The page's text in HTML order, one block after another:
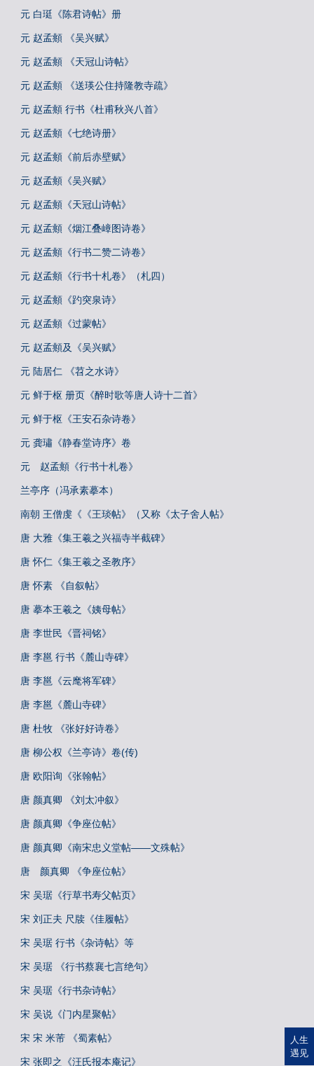
元 白珽《陈君诗帖》册
元 赵孟頫 《吴兴赋》
元 赵孟頫 《天冠山诗帖》
元 赵孟頫 《送瑛公住持隆教寺疏》
元 赵孟頫 行书《杜甫秋兴八首》
元 赵孟頫《七绝诗册》
元 赵孟頫《前后赤壁赋》
元 赵孟頫《吴兴赋》
元 赵孟頫《天冠山诗帖》
元 赵孟頫《烟江叠嶂图诗卷》
元 赵孟頫《行书二赞二诗卷》
元 赵孟頫《行书十札卷》（札四）
元 赵孟頫《趵突泉诗》
元 赵孟頫《过蒙帖》
元 赵孟頫及《吴兴赋》
元 陆居仁 《苕之水诗》
元 鲜于枢 册页《醉时歌等唐人诗十二首》
元 鲜于枢《王安石杂诗卷》
元 龚璛《静春堂诗序》卷
元 赵孟頫《行书十札卷》
兰亭序（冯承素摹本）
南朝 王僧虔《《王琰帖》（又称《太子舍人帖》
唐 大雅《集王羲之兴福寺半截碑》
唐 怀仁《集王羲之圣教序》
唐 怀素 《自叙帖》
唐 摹本王羲之《姨母帖》
唐 李世民《晋祠铭》
唐 李邕 行书《麓山寺碑》
唐 李邕《云麾将军碑》
唐 李邕《麓山寺碑》
唐 杜牧 《张好好诗卷》
唐 柳公权《兰亭诗》卷(传)
唐 欧阳询《张翰帖》
唐 颜真卿 《刘太冲叙》
唐 颜真卿《争座位帖》
唐 颜真卿《南宋忠义堂帖——文殊帖》
唐 颜真卿 《争座位帖》
宋 吴琚《行草书寿父帖页》
宋 刘正夫 尺牍《佳履帖》
宋 吴琚 行书《杂诗帖》等
宋 吴琚 《行书蔡襄七言绝句》
宋 吴琚《行书杂诗帖》
宋 吴说《门内星聚帖》
宋 宋 米芾 《蜀素帖》
宋 张即之《汪氏报本庵记》
人生
遇见